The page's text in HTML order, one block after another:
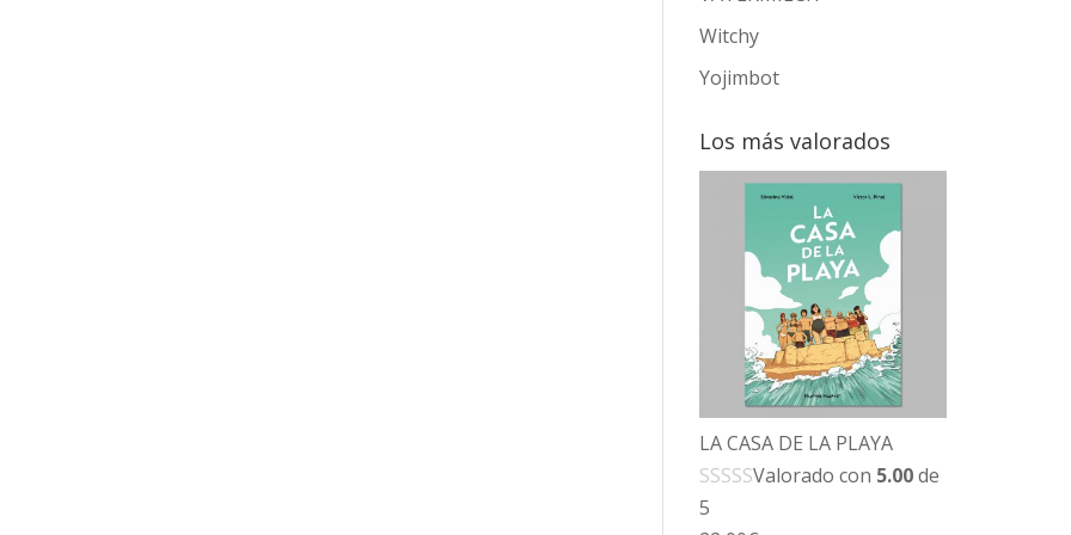
Witchy
Yojimbot
Los más valorados
LA CASA DE LA PLAYA
Valorado con 5.00de
5